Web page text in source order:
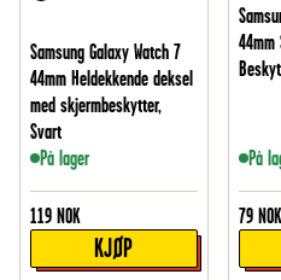
Samsung Galaxy Watch 7
44mm Heldekkende deksel
med skjermbeskytter,
Svart
På lager
119 NOK
KJØP
På
79 NOK